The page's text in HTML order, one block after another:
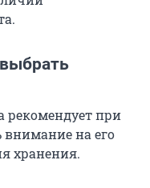
рекомендует при
на его
хранения.